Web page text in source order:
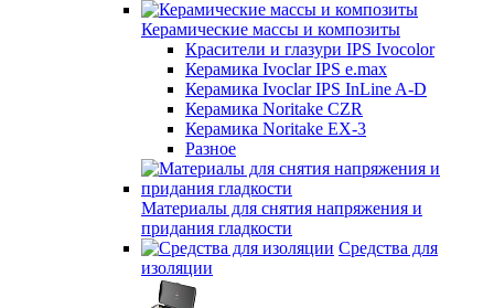
Керамические массы и композиты
Красители и глазури IPS Ivocolor
Керамика Ivoclar IPS e.max
Керамика Ivoclar IPS InLine A-D
Керамика Noritake CZR
Керамика Noritake EX-3
Разное
Материалы для снятия напряжения и
придания гладкости
Средства для
изоляции